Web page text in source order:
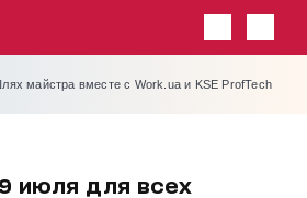
майстра вместе с Work.ua и KSE ProfTech
июля для всех